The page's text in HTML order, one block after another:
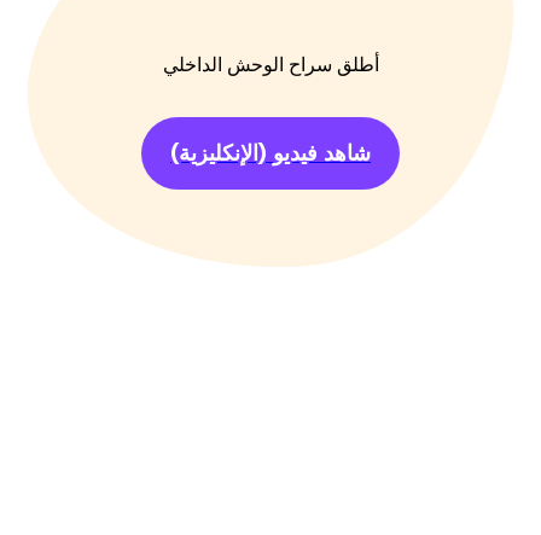
أطلق سراح الوحش الداخلي
شاهد فيديو (الإنكليزية)